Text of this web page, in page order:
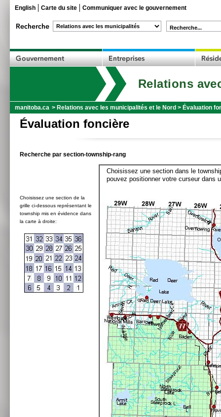
English Carte du site Communiquer avec le gouvernement
Recherche...
Relations
manitoba.ca > Relations avec les municipalités et le Nord > Évaluation
Évaluation foncière
Recherche par section-township-rang
Choisissez une section de la
grille ci-dessous représentant le
township mis en évidence dans
la carte à droite:
Choisissez une section dans le
pouvez positionner votre curseur dans